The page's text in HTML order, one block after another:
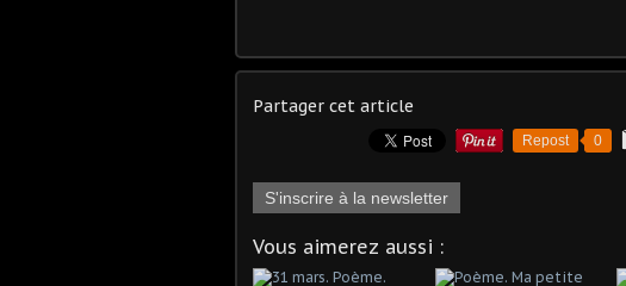
Partager cet article
Repost 0
S'inscrire à la newsletter
Vous aimerez aussi :